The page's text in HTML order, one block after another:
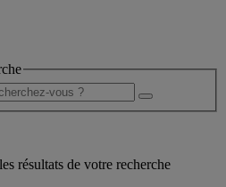
résultats de votre recherche